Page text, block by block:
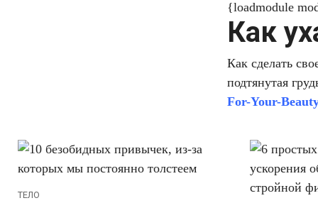
{loadmodule
Как
Как сделать
подтянутая
For-Your-
ТЕЛО